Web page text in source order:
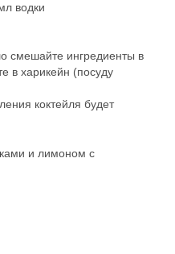
водки
смешайте ингредиенты в
в харикейн (посуду
коктейля будет
и лимоном с